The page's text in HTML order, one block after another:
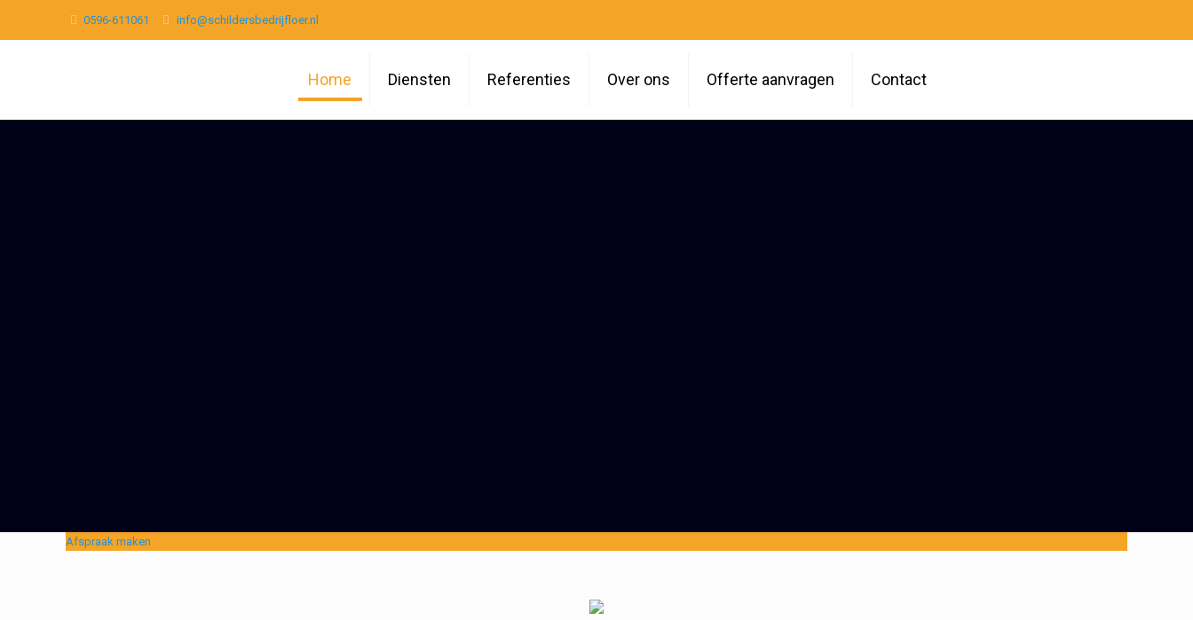
0596-611061 info@schildersbedrijfloer.nl
Home Diensten Referenties Over ons Offerte aanvragen Contact
Afspraak maken